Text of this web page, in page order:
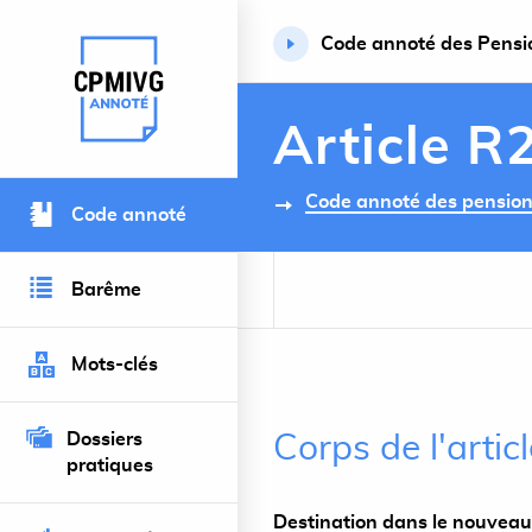
Retour à l’accueil du site
Code annoté
Barême
Mots-clés
Dossiers
pratiques
Code annoté des
Article
Code annoté des
Corps de
Destination dans le